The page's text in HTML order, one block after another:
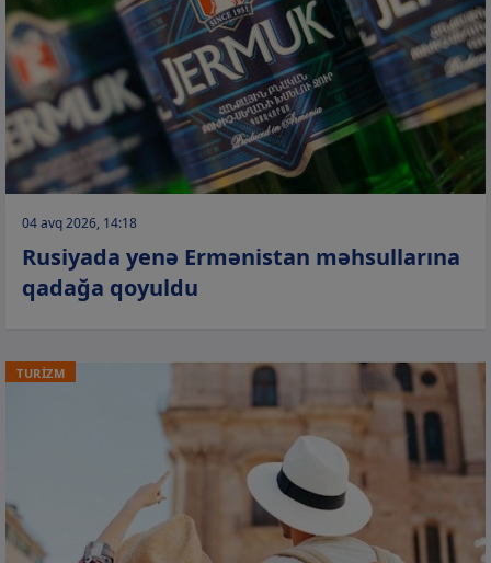
04 avq 2026, 14:18
Rusiyada yenə Ermənistan məhsullarına
qadağa qoyuldu
TURİZM